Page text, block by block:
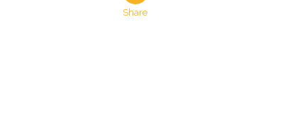
Share